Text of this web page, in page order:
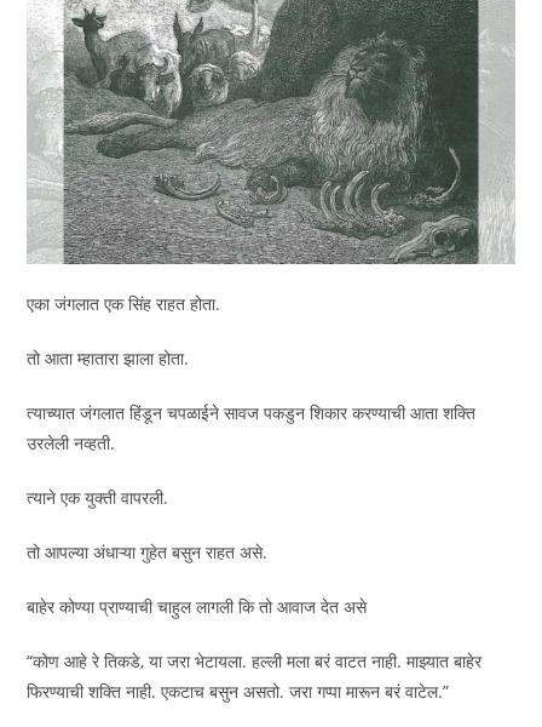
एका जंगलात एक सिंह राहत होता.
तो आता म्हातारा झाला होता.
त्याच्यात जंगलात हिंडून चपळाईने सावज पकडुन शिकार करण्याची आता शक्ति
उरलेली नव्हती.
त्याने एक युक्ती वापरली.
तो आपल्या अंधाऱ्या गुहेत बसुन राहत असे.
बाहेर कोण्या प्राण्याची चाहुल लागली कि तो आवाज देत असे
“कोण आहे रे तिकडे, या जरा भेटायला. हल्ली मला बरं वाटत नाही. माझ्यात बाहेर
फिरण्याची शक्ति नाही. एकटाच बसुन असतो. जरा गप्पा मारून बरं वाटेल.”